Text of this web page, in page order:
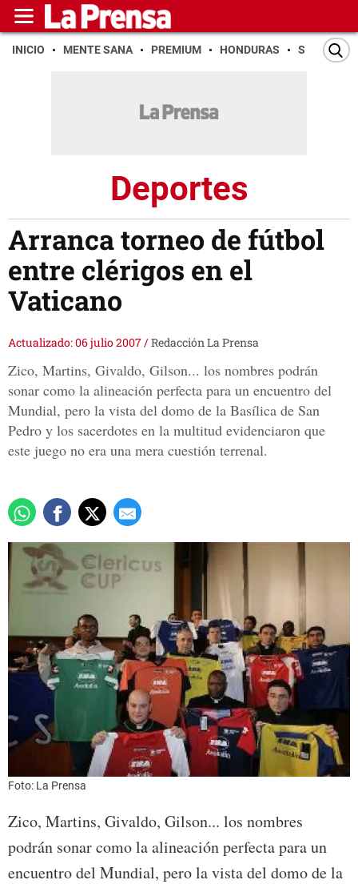
INICIO MENTE SANA PREMIUM HONDURAS SAN PEDRO
Deportes
Arranca torneo de fútbol
entre clérigos en el
Vaticano
Actualizado: 06 julio 2007/Redacción La Prensa
Zico, Martins, Givaldo, Gilson... los nombres podrán
sonar como la alineación perfecta para un encuentro del
Mundial, pero la vista del domo de la Basílica de San
Pedro y los sacerdotes en la multitud evidenciaron que
este juego no era una mera cuestión terrenal.
Foto: La Prensa
Zico, Martins, Givaldo, Gilson... los nombres
podrán sonar como la alineación perfecta para un
encuentro del Mundial, pero la vista del domo de la